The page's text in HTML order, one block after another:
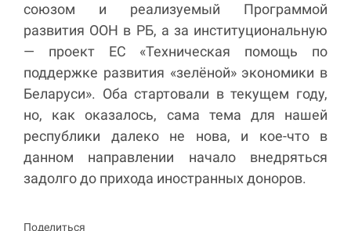
союзом и реализуемый Программой
развития ООН в РБ, а за институциональную
— проект ЕС «Техническая помощь по
поддержке развития «зелёной» экономики в
Беларуси». Оба стартовали в текущем году,
но, как оказалось, сама тема для нашей
республики далеко не нова, и кое-что в
данном направлении начало внедряться
задолго до прихода иностранных доноров.
Поделиться